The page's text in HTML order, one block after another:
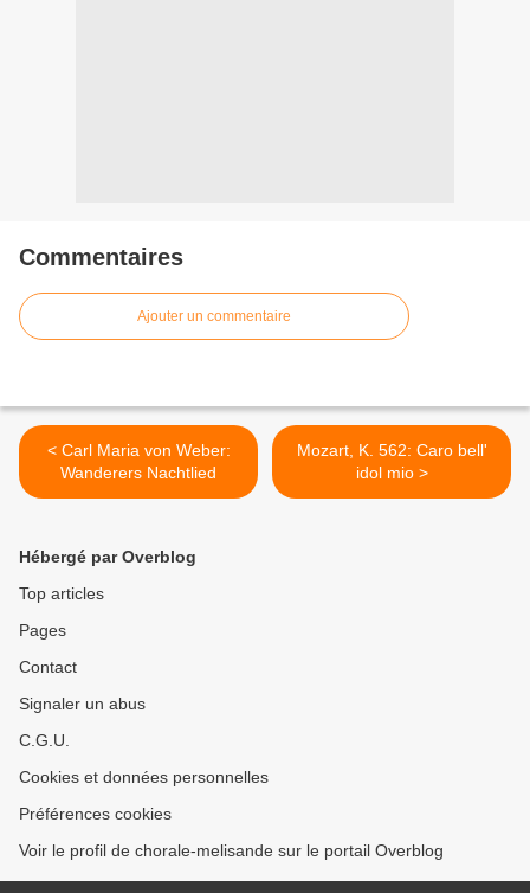
Commentaires
Ajouter un commentaire
< Carl Maria von Weber:
Wanderers Nachtlied
Mozart, K. 562: Caro bell'
idol mio >
Hébergé par Overblog
Top articles
Pages
Contact
Signaler un abus
C.G.U.
Cookies et données personnelles
Préférences cookies
Voir le profil de chorale-melisande sur le portail Overblog